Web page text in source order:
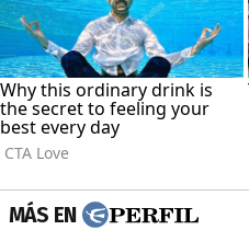
MÁS EN